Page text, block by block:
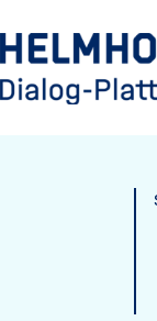
zum
Inhalt